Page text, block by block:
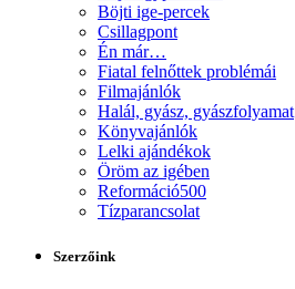
Böjti ige-percek
Csillagpont
Én már…
Fiatal felnőttek problémái
Filmajánlók
Halál, gyász, gyászfolyamat
Könyvajánlók
Lelki ajándékok
Öröm az igében
Reformáció500
Tízparancsolat
Szerzőink